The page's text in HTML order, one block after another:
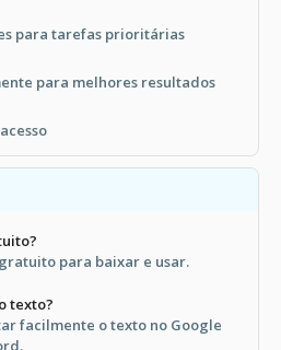
para tarefas prioritárias
para melhores resultados
para baixar e usar.
texto?
facilmente o texto no Google